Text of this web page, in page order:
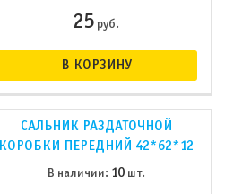
25 руб.
В КОРЗИНУ
САЛЬНИК РАЗДАТОЧНОЙ
КОРОБКИ ПЕРЕДНИЙ 42*62*12
В наличии: 10шт.